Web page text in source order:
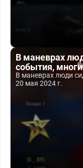
В маневрах
события,
В маневрах люди
20 мая 2024 г.